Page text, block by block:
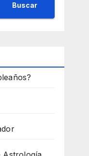
Buscar